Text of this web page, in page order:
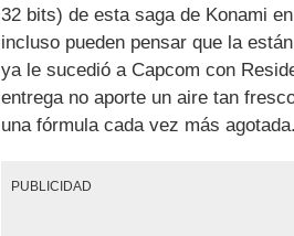
32 bits) de esta saga de Konami
incluso pueden pensar que la
ya le sucedió a Capcom con
entrega no aporte un aire tan
una fórmula cada vez más
PUBLICIDAD